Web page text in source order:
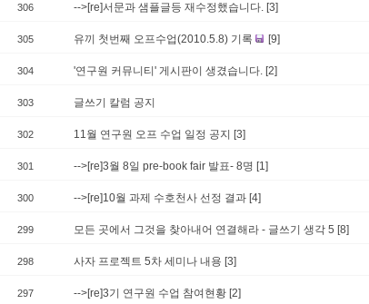
306 -->[re]서문과 샘플글등 재수정했습니다. [3]
305 유끼 첫번째 오프수업(2010.5.8) 기록 [9]
304 '연구원 커뮤니티' 게시판이 생겼습니다. [2]
303 글쓰기 칼럼 공지
302 11월 연구원 오프 수업 일정 공지 [3]
301 -->[re]3월 8일 pre-book fair 발표- 8명 [1]
300 -->[re]10월 과제 수호천사 선정 결과 [4]
299 모든 곳에서 그것을 찾아내어 연결해라 - 글쓰기 생각 5 [8]
298 사자 프로젝트 5차 세미나 내용 [3]
297 -->[re]3기 연구원 수업 참여현황 [2]